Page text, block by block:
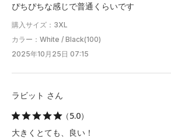
ぴちぴちな感じで普通くらいです
購入サイズ：3XL
カラー：White / Black(100)
2025年10月25日 07:15
ラビット さん
（5.0）
大きくとても、良い！